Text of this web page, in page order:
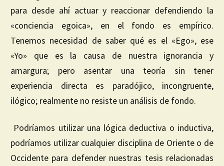
para desde ahí actuar y reaccionar defendiendo la
«conciencia egoica», en el fondo es empírico.
Tenemos necesidad de saber qué es el «Ego», ese
«Yo» que es la causa de nuestra ignorancia y
amargura; pero asentar una teoría sin tener
experiencia directa es paradójico, incongruente,
ilógico; realmente no resiste un análisis de fondo.
Podríamos utilizar una lógica deductiva o inductiva,
podríamos utilizar cualquier disciplina de Oriente o de
Occidente para defender nuestras tesis relacionadas